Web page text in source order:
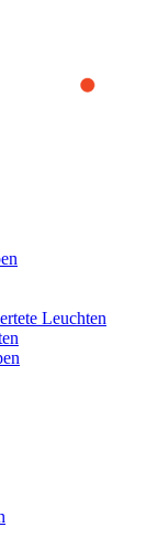
best experience
you accept
website is used and
to find out how
Leuchten